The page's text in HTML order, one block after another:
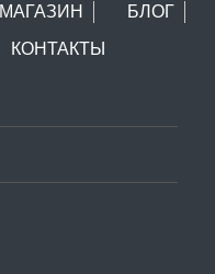
МАГАЗИН
БЛОГ
КОНТАКТЫ